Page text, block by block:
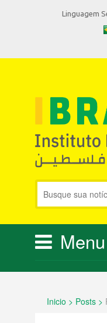
Linguagem
Menu
SOBRE NÓS
Inicio > Posts >